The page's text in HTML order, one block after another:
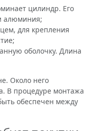
цилиндр. Его
алюминия;
для крепления
оболочку. Длина
Около него
В процедуре монтажа
обеспечен между